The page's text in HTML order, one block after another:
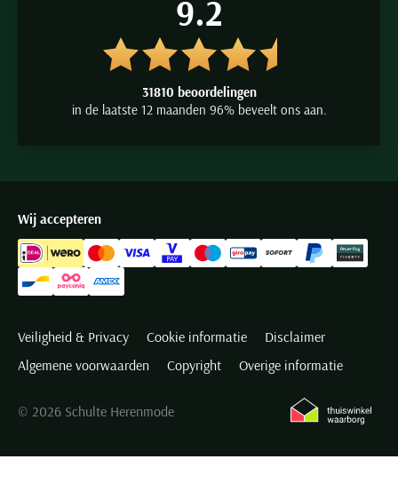
9.2
31810 beoordelingen
in de laatste 12 maanden 96% beveelt ons aan.
Wij accepteren
Veiligheid & Privacy Cookie informatie
Disclaimer
Algemene voorwaarden
Copyright Overige informatie
© 2026 Schulte Herenmode